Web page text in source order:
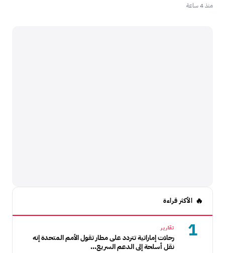
منذ 4 ساعة
الأكثر قراءة
1 تقارير
رحلات إماراتية تتردد على مطار تقول الأمم المتحدة إنه
نقل أسلحة إلى الدعم السريع...